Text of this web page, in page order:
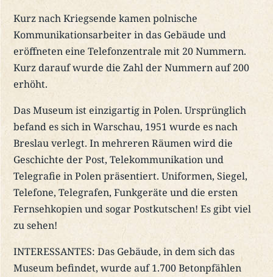
Kurz nach Kriegsende kamen polnische
Kommunikationsarbeiter in das Gebäude und
eröffneten eine Telefonzentrale mit 20 Nummern.
Kurz darauf wurde die Zahl der Nummern auf 200
erhöht.
Das Museum ist einzigartig in Polen. Ursprünglich
befand es sich in Warschau, 1951 wurde es nach
Breslau verlegt. In mehreren Räumen wird die
Geschichte der Post, Telekommunikation und
Telegrafie in Polen präsentiert. Uniformen, Siegel,
Telefone, Telegrafen, Funkgeräte und die ersten
Fernsehkopien und sogar Postkutschen! Es gibt viel
zu sehen!
INTERESSANTES: Das Gebäude, in dem sich das
Museum befindet, wurde auf 1.700 Betonpfählen